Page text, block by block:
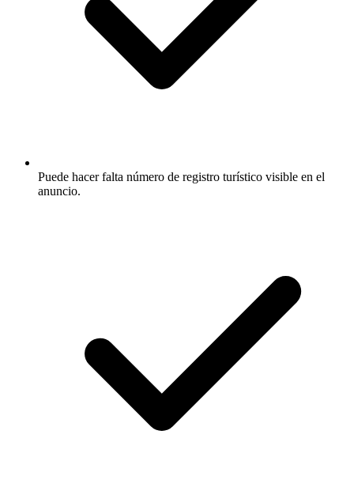
Puede hacer falta número de registro turístico visible en el
anuncio.